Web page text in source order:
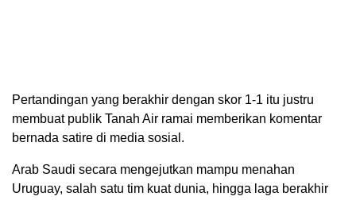
Pertandingan yang berakhir dengan skor 1-1 itu justru
membuat publik Tanah Air ramai memberikan komentar
bernada satire di media sosial.
Arab Saudi secara mengejutkan mampu menahan
Uruguay, salah satu tim kuat dunia, hingga laga berakhir